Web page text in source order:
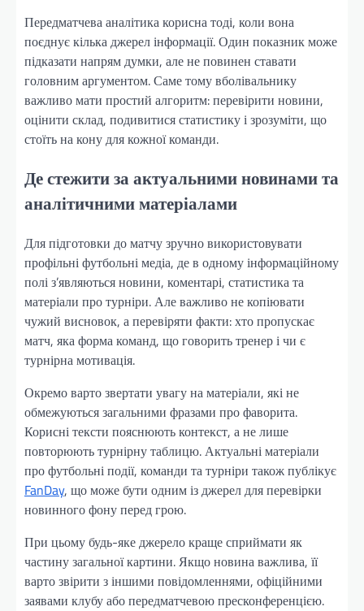
Передматчева аналітика корисна тоді, коли вона
поєднує кілька джерел інформації. Один показник може
підказати напрям думки, але не повинен ставати
головним аргументом. Саме тому вболівальнику
важливо мати простий алгоритм: перевірити новини,
оцінити склад, подивитися статистику і зрозуміти, що
стоїть на кону для кожної команди.
Де стежити за актуальними новинами та
аналітичними матеріалами
Для підготовки до матчу зручно використовувати
профільні футбольні медіа, де в одному інформаційному
полі з’являються новини, коментарі, статистика та
матеріали про турніри. Але важливо не копіювати
чужий висновок, а перевіряти факти: хто пропускає
матч, яка форма команд, що говорить тренер і чи є
турнірна мотивація.
Окремо варто звертати увагу на матеріали, які не
обмежуються загальними фразами про фаворита.
Корисні тексти пояснюють контекст, а не лише
повторюють турнірну таблицю. Актуальні матеріали
про футбольні події, команди та турніри також публікує
FanDay, що може бути одним із джерел для перевірки
новинного фону перед грою.
При цьому будь-яке джерело краще сприймати як
частину загальної картини. Якщо новина важлива, її
варто звірити з іншими повідомленнями, офіційними
заявами клубу або передматчевою пресконференцією.